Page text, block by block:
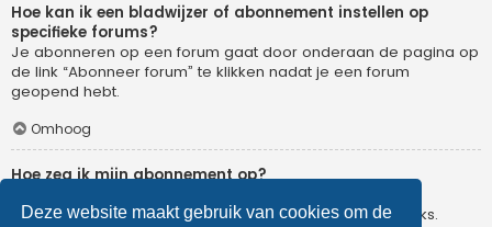
Deze website maakt gebruik van cookies om de
Hoe kan ik een bladwijzer of abonnement instellen op
specifieke forums?
Je abonneren op een forum gaat door onderaan de pagina op
de link “Abonneer forum” te klikken nadat je een forum
geopend hebt.
Omhoog
Hoe zeg ik mijn abonnement op?
gebruikerspaneel en klik je op de hier voor dienende links.